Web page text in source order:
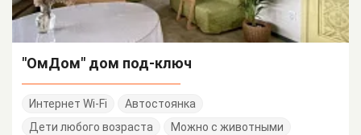
"ОмДом" дом под-ключ
Интернет Wi-Fi
Автостоянка
Дети любого возраста
Можно с животными